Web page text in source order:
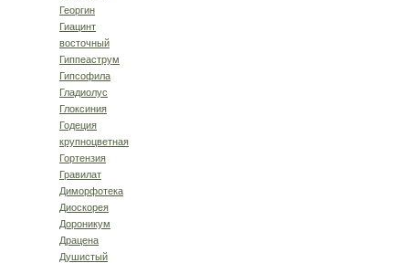
Георгин
Гиацинт
восточный
Гиппеаструм
Гипсофила
Гладиолус
Глоксиния
Годеция
крупноцветная
Гортензия
Гравилат
Диморфотека
Диоскорея
Дороникум
Драцена
Душистый